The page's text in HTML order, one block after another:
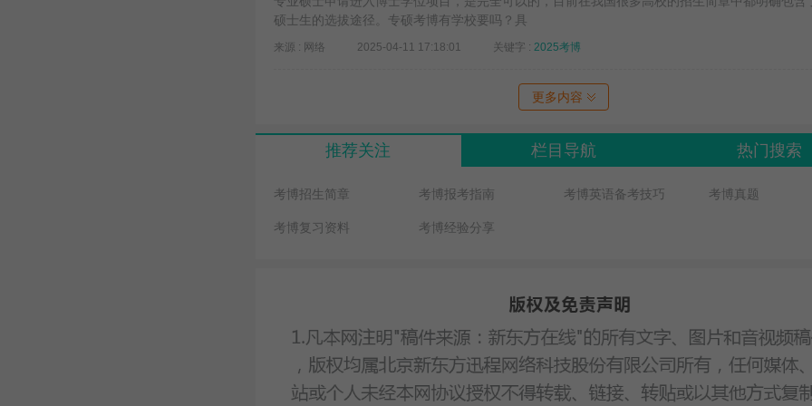
硕士生的选拔途径。专硕考博有学校要吗？具
来源 : 网络 2025-04-11 17:18:01 关键字 : 2025考博
更多内容
推荐关注 栏目导航 热门搜索
考博招生简章 考博报考指南 考博英语备考技巧 考博真题
考博复习资料 考博经验分享